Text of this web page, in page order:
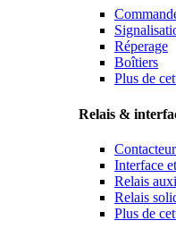
Réperage
Boîtiers
Plus de
Relais &
Interface
Relais
Relais
Plus de